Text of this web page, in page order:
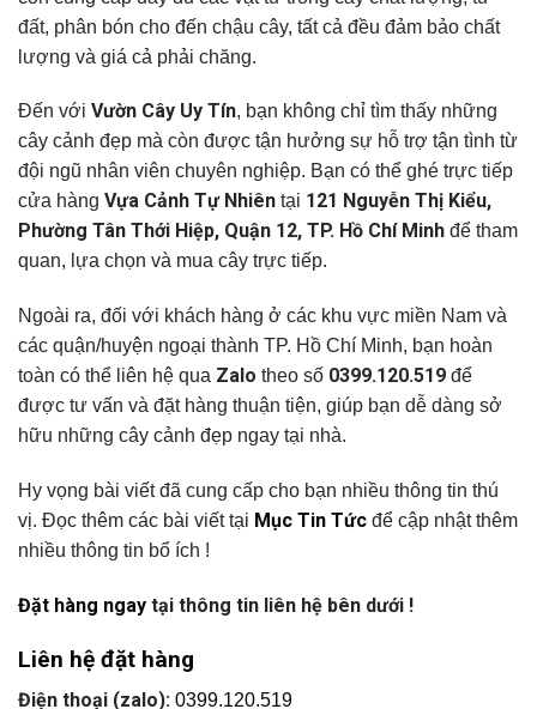
đất, phân bón cho đến chậu cây, tất cả đều đảm bảo chất
lượng và giá cả phải chăng.
Đến với Vườn Cây Uy Tín, bạn không chỉ tìm thấy những
cây cảnh đẹp mà còn được tận hưởng sự hỗ trợ tận tình từ
đội ngũ nhân viên chuyên nghiệp. Bạn có thể ghé trực tiếp
cửa hàng Vựa Cảnh Tự Nhiên tại 121 Nguyễn Thị Kiểu,
Phường Tân Thới Hiệp, Quận 12, TP. Hồ Chí Minh để tham
quan, lựa chọn và mua cây trực tiếp.
Ngoài ra, đối với khách hàng ở các khu vực miền Nam và
các quận/huyện ngoại thành TP. Hồ Chí Minh, bạn hoàn
toàn có thể liên hệ qua Zalo theo số 0399.120.519 để
được tư vấn và đặt hàng thuận tiện, giúp bạn dễ dàng sở
hữu những cây cảnh đẹp ngay tại nhà.
Hy vọng bài viết đã cung cấp cho bạn nhiều thông tin thú
vị. Đọc thêm các bài viết tại Mục Tin Tức để cập nhật thêm
nhiều thông tin bổ ích !
Đặt hàng ngay tại thông tin liên hệ bên dưới !
Liên hệ đặt hàng
Điện thoại (zalo): 0399.120.519